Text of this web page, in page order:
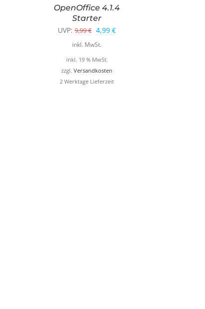
OpenOffice 4.1.4
Starter
UVP: 9,99€ Ursprünglicher
Preis
war:
9,99 €
4,99€Aktueller
inkl. MwSt.
inkl. 19 % MwSt.
zzgl.Versandkosten
2 Werktage Lieferzeit